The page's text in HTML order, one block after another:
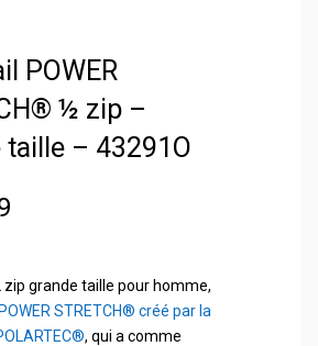
POWER
½ zip –
taille – 43291O
zip grande taille pour homme,
POWER STRETCH® créé par la
, qui a comme